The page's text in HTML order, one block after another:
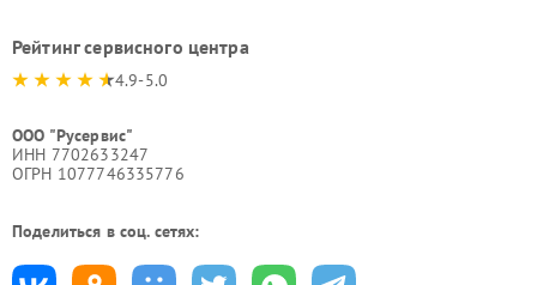
Рейтинг сервисного центра
4.9-5.0
ООО "Русервис"
ИНН 7702633247
ОГРН 1077746335776
Поделиться в соц. сетях: